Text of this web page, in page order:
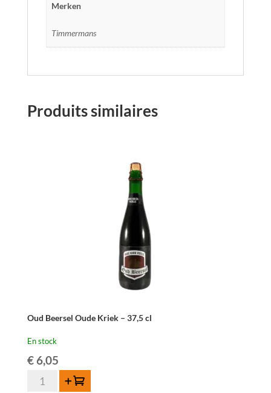
Merken
Timmermans
Produits similaires
Oud Beersel Oude Kriek – 37,5 cl
En stock
€6,05
quantité
Ajouter au panier